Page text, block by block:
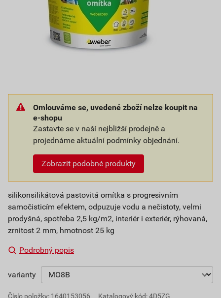
Omlouváme se, uvedené zboží nelze koupit na
e-shopu
Zastavte se v naší nejbližší prodejně a
projednáme aktuální podmínky objednání.
Zobrazit podobné produkty
silikonsilikátová pastovitá omítka s progresivním
samočisticím efektem, odpuzuje vodu a nečistoty, velmi
prodyšná, spotřeba 2,5 kg/m2, interiér i exteriér, rýhovaná,
zrnitost 2 mm, hmotnost 25 kg
Podrobný popis
varianty
Číslo položky: 1640153056
Katalogový kód: 4D5ZG